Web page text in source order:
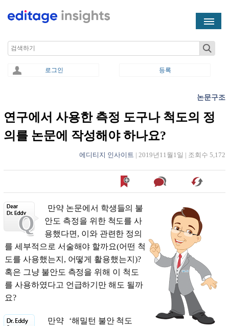
Search
로그인 등록
논문구조
연구에서 사용한 측정 도구나 척도의 정
의를 논문에 작성해야 하나요?
에디티지 인사이트 | 2019년11월1일 | 조회수 5,172
만약 논문에서 학생들의 불
안도 측정을 위한 척도를 사
용했다면, 이와 관련한 정의
를 세부적으로 서술해야 할까요(어떤 척
도를 사용했는지, 어떻게 활용했는지)?
혹은 그냥 불안도 측정을 위해 이 척도
를 사용하였다고 언급하기만 해도 될까
요?
만약
‘해밀턴 불안 척도